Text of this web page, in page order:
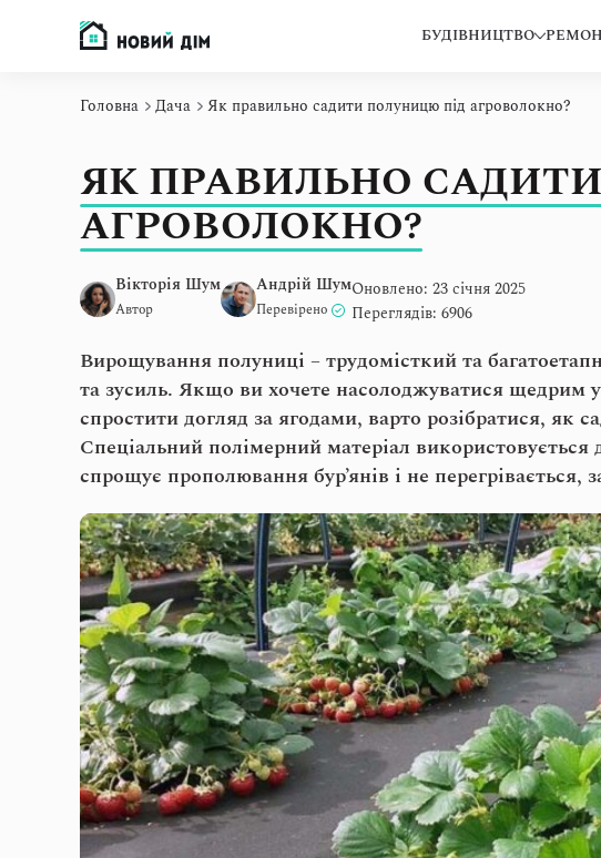
БУДІВНИЦТВО
Головна Дача Як правильно садити полуницю під агроволокно?
ЯК ПРАВИЛЬНО
АГРОВОЛОКНО?
Вікторія Шум
Автор
Андрій Шум
Перевірено
Оновлено: 23 січня 2025
Переглядів: 6906
Вирощування полуниці – трудомісткий та
та зусиль. Якщо ви хочете насолоджуватися щедрим
спростити догляд за ягодами, варто розібратися, як
Спеціальний полімерний матеріал
спрощує прополювання бур’янів і не перегрівається,